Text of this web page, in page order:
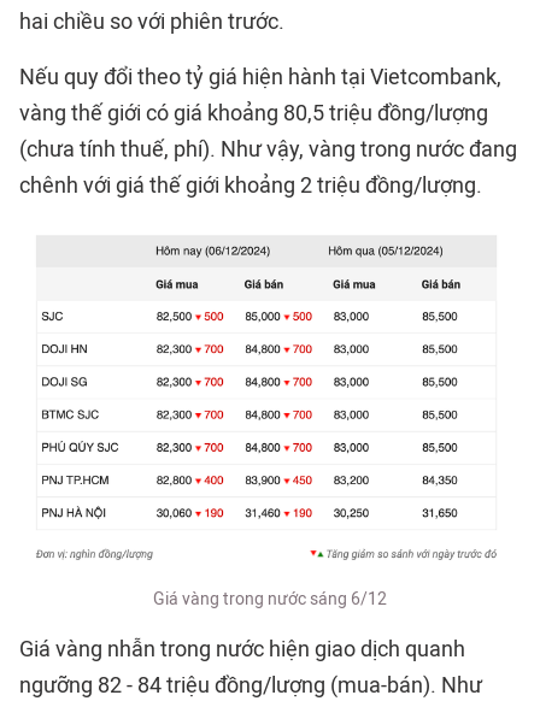
hai chiều so với phiên trước.
Nếu quy đổi theo tỷ giá hiện hành tại Vietcombank,
vàng thế giới có giá khoảng 80,5 triệu đồng/lượng
(chưa tính thuế, phí). Như vậy, vàng trong nước đang
chênh với giá thế giới khoảng 2 triệu đồng/lượng.
Giá vàng trong nước sáng 6/12
Giá vàng nhẫn trong nước hiện giao dịch quanh
ngưỡng 82 - 84 triệu đồng/lượng (mua-bán). Như